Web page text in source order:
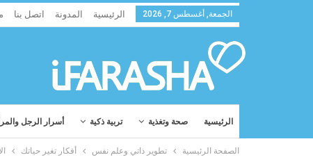
الجمعة, أغسطس 7, 2026 الرئيسية المدونة اتصل بنا
الرئيسية صحة وتغذية تربية ذكية أسرار الرجل
الصفحة الرئيسية تطوير ذاتي وعلم نفس أفكار تغير حياتك